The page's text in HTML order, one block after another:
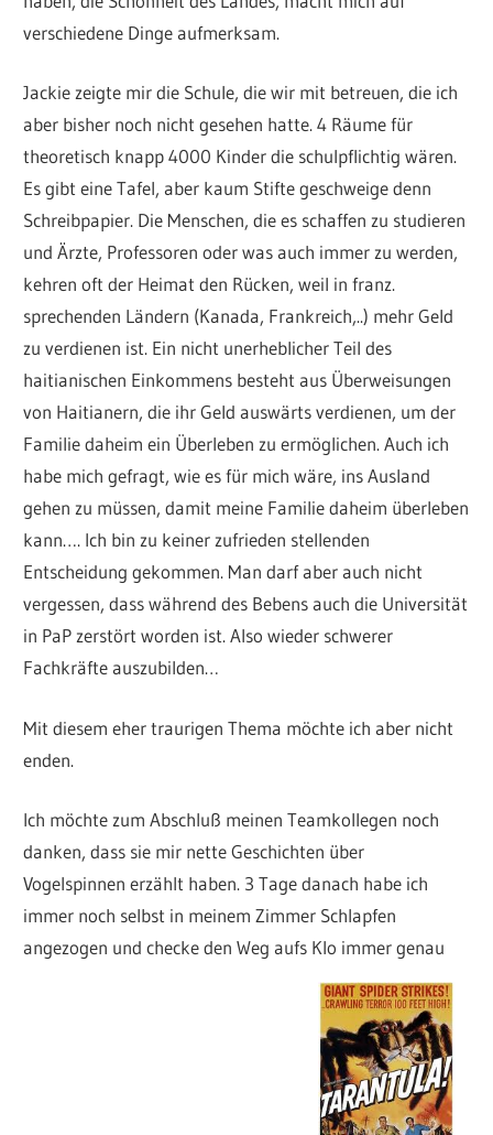
verschiedene Dinge aufmerksam.
Jackie zeigte mir die Schule, die wir mit betreuen, die ich
aber bisher noch nicht gesehen hatte. 4 Räume für
theoretisch knapp 4000 Kinder die schulpflichtig wären.
Es gibt eine Tafel, aber kaum Stifte geschweige denn
Schreibpapier. Die Menschen, die es schaffen zu studieren
und Ärzte, Professoren oder was auch immer zu werden,
kehren oft der Heimat den Rücken, weil in franz.
sprechenden Ländern (Kanada, Frankreich,..) mehr Geld
zu verdienen ist. Ein nicht unerheblicher Teil des
haitianischen Einkommens besteht aus Überweisungen
von Haitianern, die ihr Geld auswärts verdienen, um der
Familie daheim ein Überleben zu ermöglichen. Auch ich
habe mich gefragt, wie es für mich wäre, ins Ausland
gehen zu müssen, damit meine Familie daheim überleben
kann…. Ich bin zu keiner zufrieden stellenden
Entscheidung gekommen. Man darf aber auch nicht
vergessen, dass während des Bebens auch die Universität
in PaP zerstört worden ist. Also wieder schwerer
Fachkräfte auszubilden…
Mit diesem eher traurigen Thema möchte ich aber nicht
enden.
Ich möchte zum Abschluß meinen Teamkollegen noch
danken, dass sie mir nette Geschichten über
Vogelspinnen erzählt haben. 3 Tage danach habe ich
immer noch selbst in meinem Zimmer Schlapfen
angezogen und checke den Weg aufs Klo immer genau